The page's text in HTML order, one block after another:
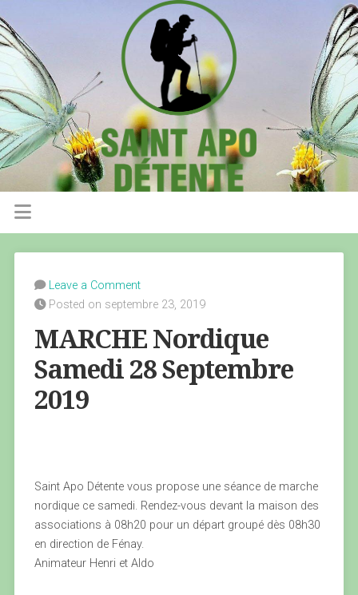
Leave a Comment
Posted on septembre 23, 2019
MARCHE Nordique
Samedi 28 Septembre
2019
Saint Apo Détente vous propose une séance de marche
nordique ce samedi. Rendez-vous devant la maison des
associations à 08h20 pour un départ groupé dès 08h30
en direction de Fénay.
Animateur Henri et Aldo